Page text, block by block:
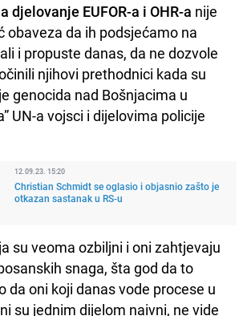
djelovanje EUFOR-a i OHR-a nije
obaveza da ih podsjećamo na
i propuste danas, da ne dozvole
njihovi prethodnici kada su
genocida nad Bošnjacima u
UN-a vojsci i dijelovima policije
12.09.23. 15:20
Christian Schmidt se oglasio i objasnio zašto je
otkazan sastanak u RS-u
su veoma ozbiljni i oni zahtjevaju
snaga, šta god da to
da oni koji danas vode procese u
su jednim dijelom naivni, ne vide